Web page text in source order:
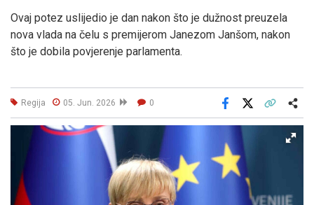
Ovaj potez uslijedio je dan nakon što je dužnost preuzela
nova vlada na čelu s premijerom Janezom Janšom, nakon
što je dobila povjerenje parlamenta.
Regija 05. Jun. 2026 0
Facebook